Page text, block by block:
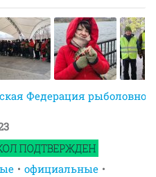
Федерация
официальные